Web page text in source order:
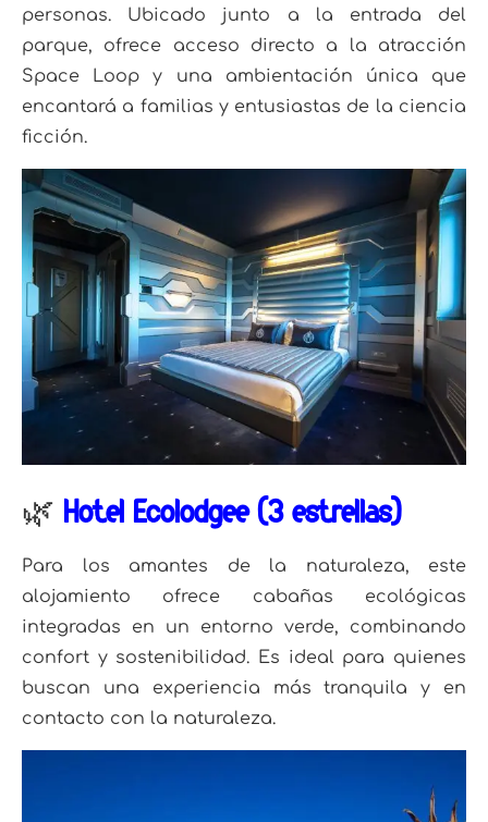
personas.
Ubicado junto a la entrada del
parque, ofrece acceso directo a la atracción
Space Loop y una ambientación única que
encantará a familias y entusiastas de la ciencia
ficción.
🌿 Hôtel Ecolodgee (3 estrellas)
Para los amantes de la naturaleza, este
alojamiento ofrece cabañas ecológicas
integradas en un entorno verde, combinando
confort y sostenibilidad. Es ideal para quienes
buscan una experiencia más tranquila y en
contacto con la naturaleza.